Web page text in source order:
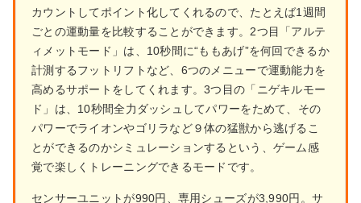
カウントしてポイント化してくれるので、たとえば1週間
ごとの運動量を比較することができます。2つ目「アルテ
ィメットモード」は、10秒間に“ももあげ”を何回できるか
計測するフットリフトなど、6つのメニューで運動能力を
高めるサポートをしてくれます。3つ目の「ニゲキルモー
ド」は、10秒間全力ダッシュしてパワーをためて、その
パワーでライオンやゴリラなど９体の猛獣から逃げるこ
とができるのかシミュレーションするという、ゲーム感
覚で楽しくトレーニングできるモードです。
センサーユニットが990円、専用シューズが3,990円。サ